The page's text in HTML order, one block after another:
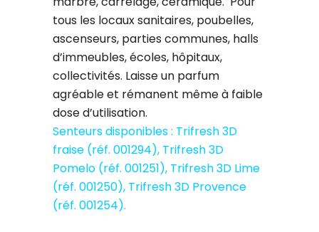
tous les locaux sanitaires, poubelles,
ascenseurs, parties communes, halls
d’immeubles, écoles, hôpitaux,
collectivités. Laisse un parfum
agréable et rémanent même à faible
dose d’utilisation.
Senteurs disponibles : Trifresh 3D
fraise (réf. 001294), Trifresh 3D
Pomelo (réf. 001251), Trifresh 3D Lime
(réf. 001250), Trifresh 3D Provence
(réf. 001254).